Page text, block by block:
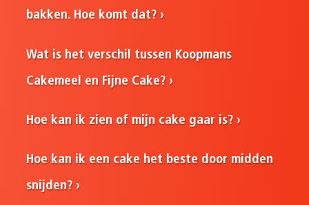
bakken. Hoe komt dat?
Wat is het verschil tussen Koopmans
Cakemeel en Fijne Cake?
Hoe kan ik zien of mijn cake gaar is?
Hoe kan ik een cake het beste door midden
snijden?